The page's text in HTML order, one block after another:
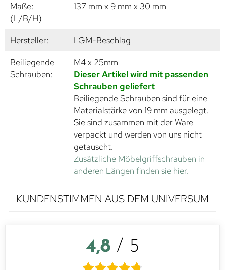
Maße:
(L/B/H)
137 mm x 9 mm x 30 mm
Hersteller:
LGM-Beschlag
Beiliegende
Schrauben:
M4 x 25mm
Dieser Artikel wird mit passenden
Schrauben geliefert
Beiliegende Schrauben sind für eine
Materialstärke von 19 mm ausgelegt.
Sie sind zusammen mit der Ware
verpackt und werden von uns nicht
getauscht.
Zusätzliche Möbelgriffschrauben in
anderen Längen finden sie hier.
KUNDENSTIMMEN AUS DEM UNIVERSUM
4,8 / 5